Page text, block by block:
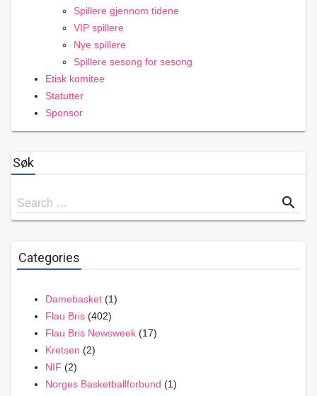
Spillere gjennom tidene
VIP spillere
Nye spillere
Spillere sesong for sesong
Etisk komitee
Statutter
Sponsor
Søk
Search
for
Search … search
Categories
Damebasket (1)
Flau Bris (402)
Flau Bris Newsweek (17)
Kretsen (2)
NIF (2)
Norges Basketballforbund (1)